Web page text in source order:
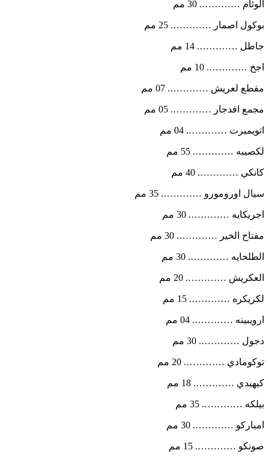
الوئام …………. 30 مم
بوكول اصمار …………. 25 مم
جاطل …………. 14 مم
اجخ …………. 10 مم
مقطع لعريش …………. 07 مم
مجمع افدجار …………. 05 مم
اتويميرت …………. 04 مم
لكصيبه …………. 55 مم
كانكي …………. 40 مم
سيال اورومورو …………. 35 مم
اجريكايه …………. 30 مم
مفتاح الخير …………. 30 مم
الطلحايه …………. 30 مم
العكريش …………. 20 مم
لكريكره …………. 15 مم
ارويبينه …………. 04 مم
دجول …………. 30 مم
توكومادي …………. 20 مم
كيهيدي …………. 18 مم
بيلكه …………. 35 مم
امباركو …………. 30 مم
صونكو …………. 15 مم